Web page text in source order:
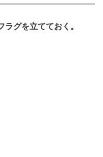
グを立てておく。